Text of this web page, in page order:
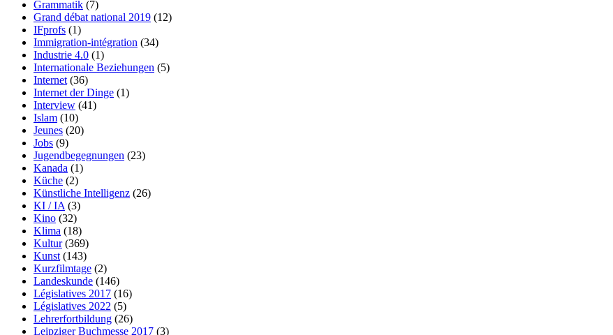
Grammatik (7)
Grand débat national 2019 (12)
IFprofs (1)
Immigration-intégration (34)
Industrie 4.0 (1)
Internationale Beziehungen (5)
Internet (36)
Internet der Dinge (1)
Interview (41)
Islam (10)
Jeunes (20)
Jobs (9)
Jugendbegegnungen (23)
Kanada (1)
Küche (2)
Künstliche Intelligenz (26)
KI / IA (3)
Kino (32)
Klima (18)
Kultur(369)
Kunst (143)
Kurzfilmtage (2)
Landeskunde (146)
Législatives 2017 (16)
Législatives 2022 (5)
Lehrerfortbildung (26)
Leipziger Buchmesse 2017 (3)